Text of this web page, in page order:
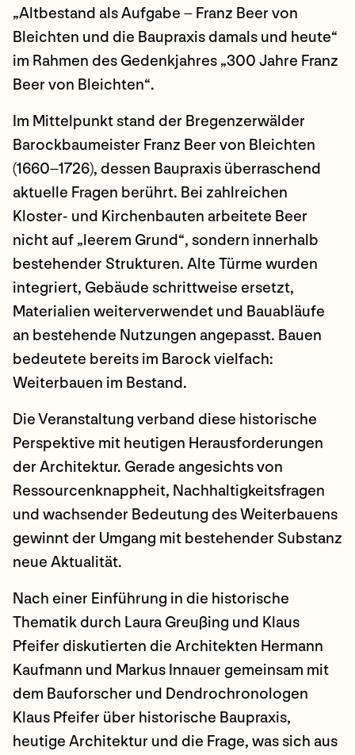
„Altbestand als Aufgabe – Franz Beer von
Bleichten und die Baupraxis damals und heute“
im Rahmen des Gedenkjahres „300 Jahre Franz
Beer von Bleichten“.
Im Mittelpunkt stand der Bregenzerwälder
Barockbaumeister Franz Beer von Bleichten
(1660–1726), dessen Baupraxis überraschend
aktuelle Fragen berührt. Bei zahlreichen
Kloster- und Kirchenbauten arbeitete Beer
nicht auf „leerem Grund“, sondern innerhalb
bestehender Strukturen. Alte Türme wurden
integriert, Gebäude schrittweise ersetzt,
Materialien weiterverwendet und Bauabläufe
an bestehende Nutzungen angepasst. Bauen
bedeutete bereits im Barock vielfach:
Weiterbauen im Bestand.
Die Veranstaltung verband diese historische
Perspektive mit heutigen Herausforderungen
der Architektur. Gerade angesichts von
Ressourcenknappheit, Nachhaltigkeitsfragen
und wachsender Bedeutung des Weiterbauens
gewinnt der Umgang mit bestehender Substanz
neue Aktualität.
Nach einer Einführung in die historische
Thematik durch Laura Greußing und Klaus
Pfeifer diskutierten die Architekten Hermann
Kaufmann und Markus Innauer gemeinsam mit
dem Bauforscher und Dendrochronologen
Klaus Pfeifer über historische Baupraxis,
heutige Architektur und die Frage, was sich aus